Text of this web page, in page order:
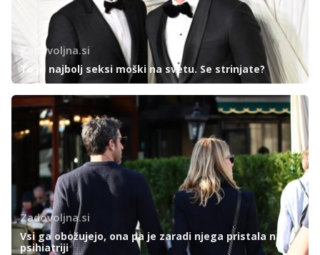
Zadovoljna.si
To je najbolj seksi moški na svetu. Se strinjate?
Zadovoljna.si
Vsi ga obožujejo, ona pa je zaradi njega pristala na
psihiatriji